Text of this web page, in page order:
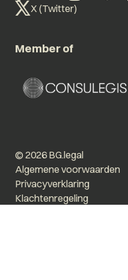
X (Twitter)
Member of
© 2026 BG.legal
Algemene voorwaarden
Privacyverklaring
Klachtenregeling